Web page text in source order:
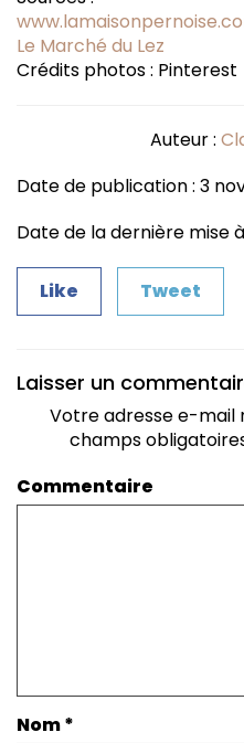
Le Marché du Lez
Crédits photos : Pinterest
Auteur :
Date de publication : 3
Date de la dernière mise
Like Tweet
Laisser un
Votre adresse e-mail
champs
Commentaire
Nom*